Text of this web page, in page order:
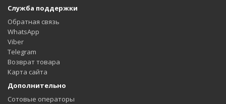
Служба поддержки
Обратная связь
WhatsApp
Viber
Telegram
Возврат товара
Карта сайта
Дополнительно
Сотовые операторы